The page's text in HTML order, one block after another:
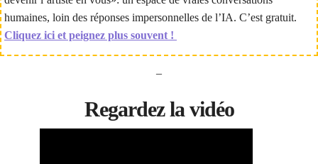
humaines, loin des réponses impersonnelles de l’IA. C’est gratuit.
Cliquez ici et peignez plus souvent !
–
Regardez la vidéo